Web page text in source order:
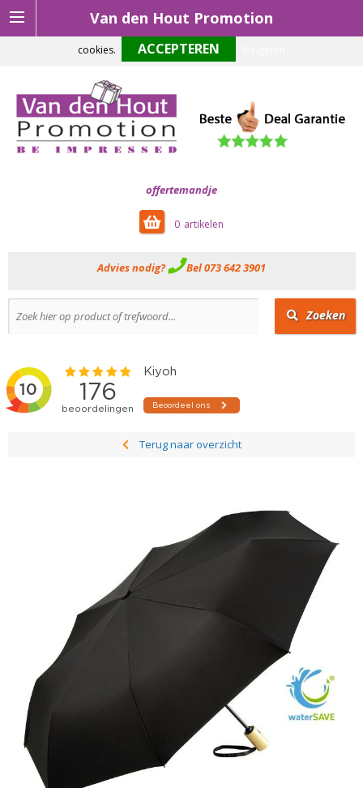
Van den Hout Promotion
offertemandje
0
Advies nodig? Bel 073 642 3901
Zoeken
Terug naar overzicht
Om onze website optimaal te laten functioneren maken wij gebruik van
cookies.